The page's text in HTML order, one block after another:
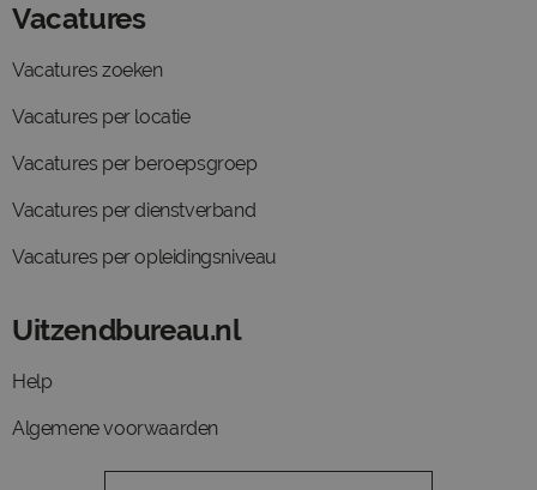
Vacatures
Vacatures zoeken
Vacatures per locatie
Vacatures per beroepsgroep
Vacatures per dienstverband
Vacatures per opleidingsniveau
Uitzendbureau.nl
Help
Algemene voorwaarden